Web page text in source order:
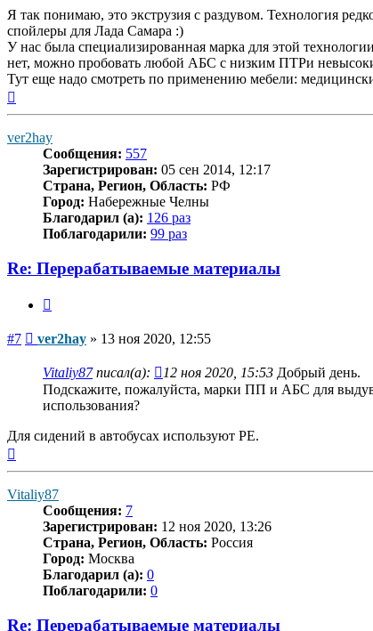
Я так понимаю, это экструзия с раздувом. Технология
спойлеры для Лада Самара :)
У нас была специализированная марка для этой
нет, можно пробовать любой АБС с низким ПТРи
Тут еще надо смотреть по применению мебели:
ver2hay
Сообщения: 557
Зарегистрирован: 05 сен 2014, 12:17
Страна, Регион, Область: РФ
Город: Набережные Челны
Благодарил (а): 126 раз
Поблагодарили: 99 раз
Re: Перерабатываемые материалы
#7 Сообщение
ver2hay » 13 ноя 2020, 12:55
Vitaliy87писал(а): 12 ноя 2020, 15:53 Добрый день.
Подскажите, пожалуйста, марки ПП и АБС для
использования?
Для сидений в автобусах используют PE.
к
Vitaliy87
Сообщения: 7
Зарегистрирован: 12 ноя 2020, 13:26
Страна, Регион, Область: Россия
Город: Москва
Благодарил (а): 0
Поблагодарили: 0
Re: Перерабатываемые материалы